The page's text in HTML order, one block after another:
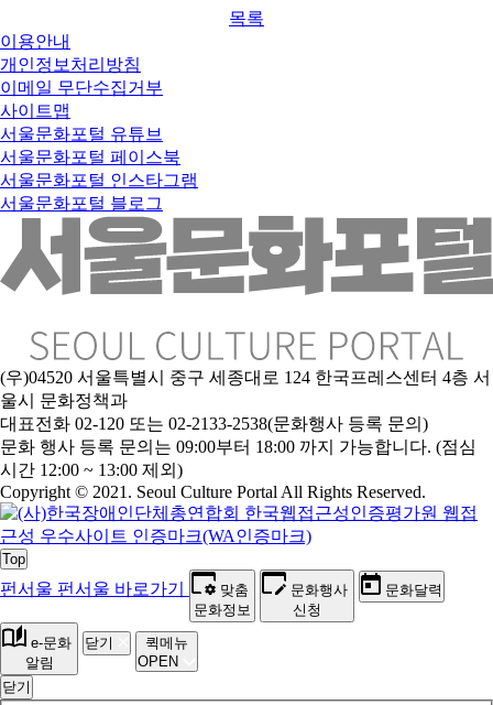
목록
이용안내
개인정보처리방침
이메일 무단수집거부
사이트맵
서울문화포털 유튜브
서울문화포털 페이스북
서울문화포털 인스타그램
서울문화포털 블로그
(우)04520 서울특별시 중구 세종대로 124 한국프레스센터 4층 서
울시 문화정책과
대표전화 02-120 또는 02-2133-2538(문화행사 등록 문의)
문화 행사 등록 문의는 09:00부터 18:00 까지 가능합니다. (점심
시간 12:00 ~ 13:00 제외)
Copyright © 2021. Seoul Culture Portal All Rights Reserved.
Top
펀서울 펀서울 바로가기
맞춤
문화정보
문화행사
신청
문화달력
e-문화
알림
닫기
퀵메뉴
OPEN
닫기